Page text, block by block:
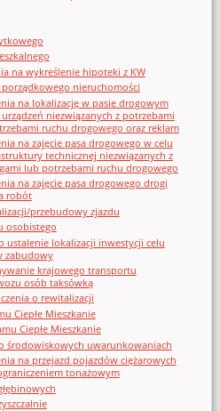
na wykreślenie hipoteki z KW
nieruchomości
na lokalizację w pasie drogowym
niezwiązanych z potrzebami
ruchu drogowego oraz reklam
na zajęcie pasa drogowego w celu
technicznej niezwiązanych z
lub potrzebami ruchu drogowego
na zajęcie pasa drogowego drogi
robót
przebudowy zjazdu
osobistego
ustalenie lokalizacji inwestycji celu
zabudowy
krajowego transportu
osób taksówką
o rewitalizacji
Ciepłe Mieszkanie
Ciepłe Mieszkanie
środowiskowych uwarunkowaniach
na przejazd pojazdów ciężarowych
tonażowym